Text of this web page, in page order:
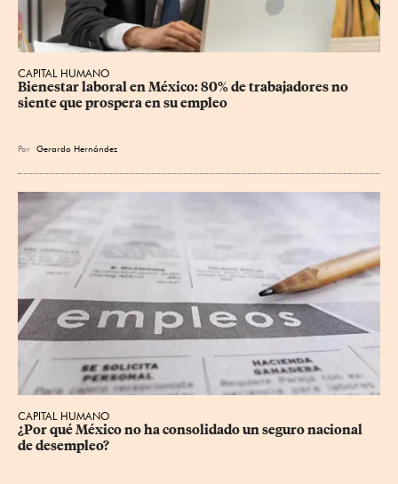
CAPITAL HUMANO
Bienestar laboral en México: 80% de trabajadores no
siente que prospera en su empleo
Por Gerardo Hernández
CAPITAL HUMANO
¿Por qué México no ha consolidado un seguro nacional
de desempleo?